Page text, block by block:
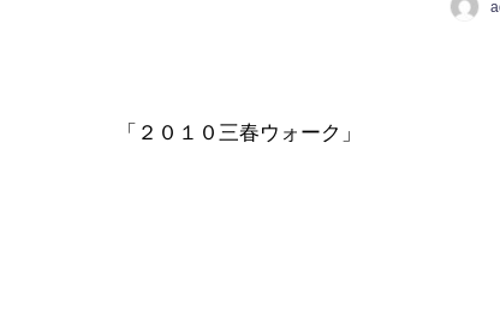
「２０１０三春ウォーク」